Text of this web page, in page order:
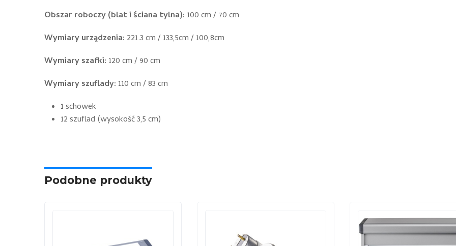
Obszar roboczy (blat i ściana tylna): 100 cm / 70 cm
Wymiary urządzenia: 221.3 cm / 133,5cm / 100,8cm
Wymiary szafki: 120 cm / 90 cm
Wymiary szuflady: 110 cm / 83 cm
1 schowek
12 szuflad (wysokość 3,5 cm)
Podobne produkty